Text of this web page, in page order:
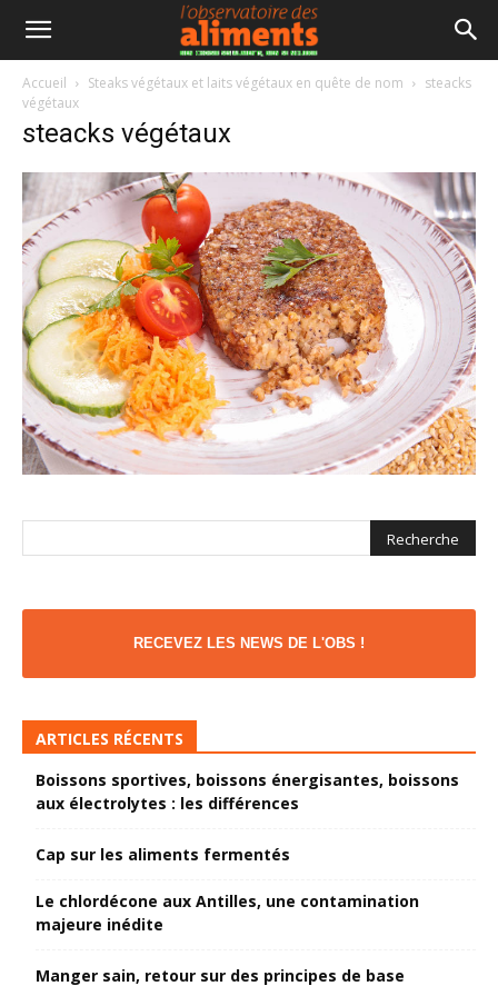
Accueil Steaks végétaux et laits végétaux en quête de nom
steacks
végétaux
steacks végétaux
RECEVEZ LES NEWS DE L'OBS !
ARTICLES RÉCENTS
Boissons sportives, boissons énergisantes, boissons
aux électrolytes : les différences
Cap sur les aliments fermentés
Le chlordécone aux Antilles, une contamination
majeure inédite
Manger sain, retour sur des principes de base